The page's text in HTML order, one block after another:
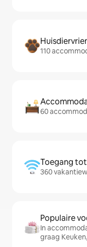
110
60
Toegang
360
Populaire
In
graag